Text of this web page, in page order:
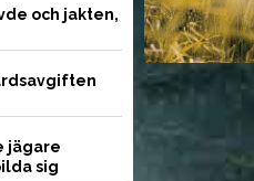
och jakten,
jägare
sig